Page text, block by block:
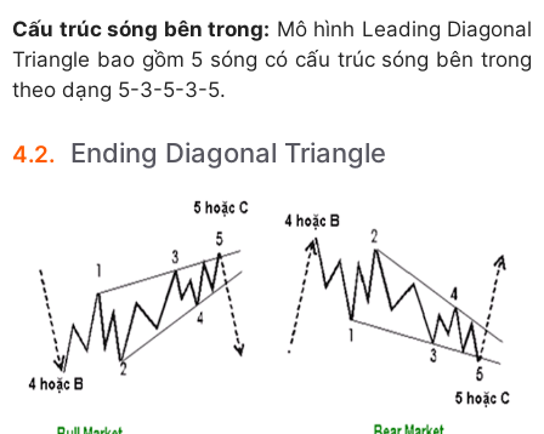
Cấu trúc sóng bên trong: Mô hình Leading Diagonal
Triangle bao gồm 5 sóng có cấu trúc sóng bên trong
theo dạng 5-3-5-3-5.
Ending Diagonal Triangle